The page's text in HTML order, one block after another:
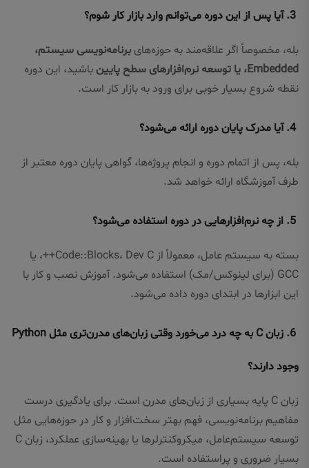
بله، مخصوصاً اگر علاقه‌مند به حوزه‌های برنامه‌نویسی سیستم،
Embedded، یا توسعه نرم‌افزارهای سطح پایین
باشید، این دوره
نقطه شروع بسیار خوبی برای ورود به بازار کار است.
4. آیا مدرک پایان دوره ارائه می‌شود؟
بله، پس از اتمام دوره و انجام پروژه‌ها، گواهی پایان دوره معتبر از
طرف آموزشگاه ارائه خواهد شد.
بسته به سیستم عامل، معمولاً از Code::Blocks، Dev C++، یا
GCC (برای لینوکس/مک) استفاده می‌شود. آموزش نصب و کار با
این ابزارها در ابتدای دوره داده می‌شود.
6. زبان C به چه درد می‌خورد وقتی زبان‌های مدرن‌تری مثل Python
وجود دارند؟
زبان C پایه بسیاری از زبان‌های مدرن است. برای یادگیری درست
مفاهیم برنامه‌نویسی، فهم بهتر سخت‌افزار و کار در حوزه‌هایی مثل
توسعه سیستم‌عامل، میکروکنترلرها یا بهینه‌سازی عملکرد، زبان C
بسیار ضروری و پراستفاده است.